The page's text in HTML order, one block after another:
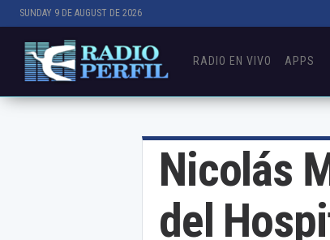
SUNDAY 9 DE AUGUST DE 2026
RADIO EN VIVO APPS
Nicolás
del